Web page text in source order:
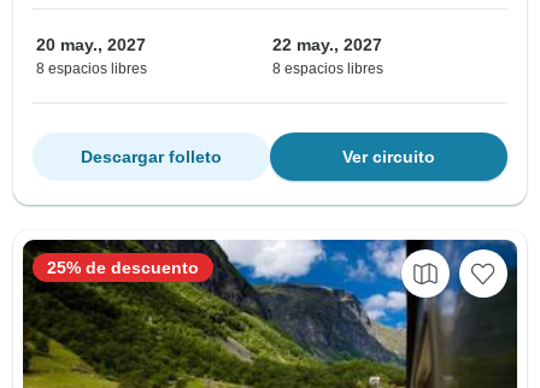
20 may., 2027
8 espacios libres
22 may., 2027
8 espacios libres
Ver circuito
Descargar folleto
25% de descuento